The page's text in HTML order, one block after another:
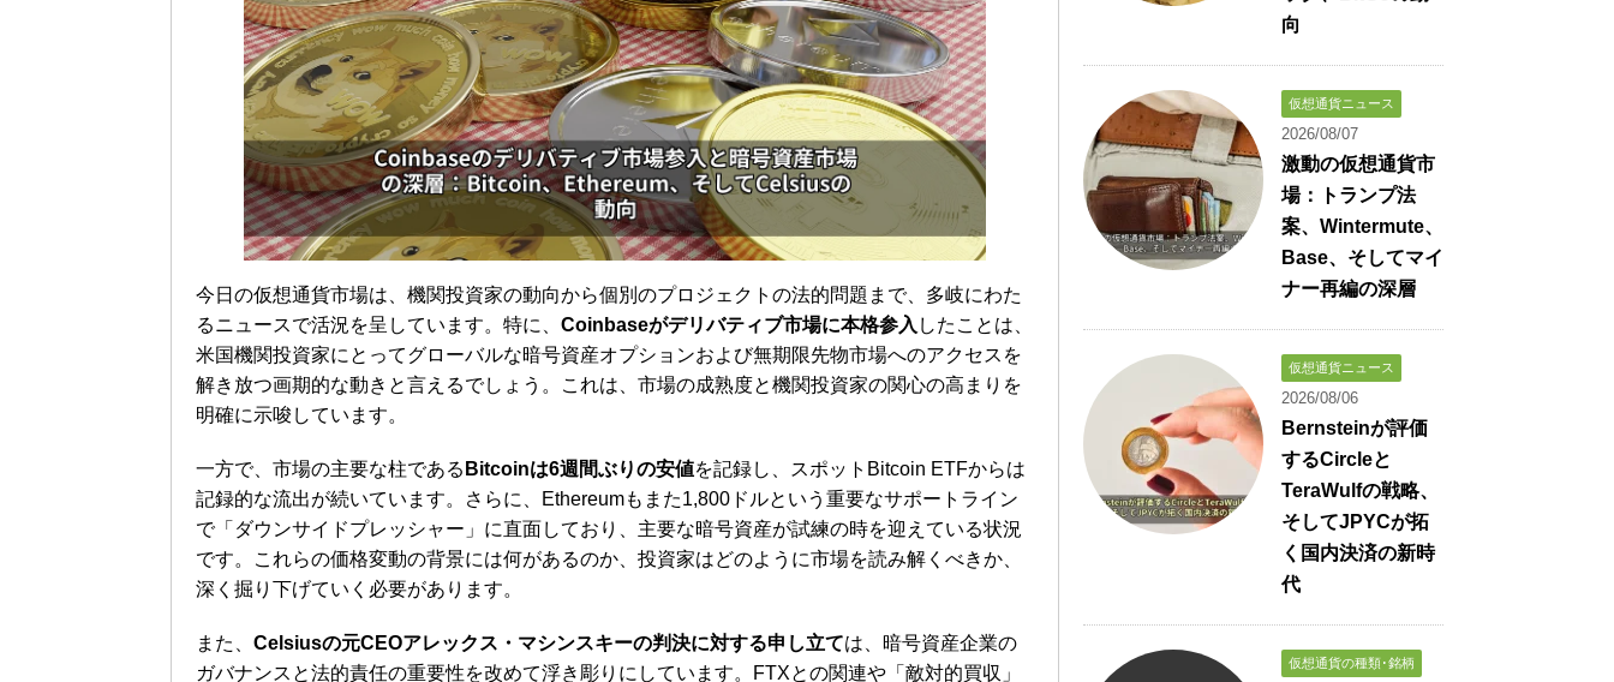
今日の仮想通貨市場は、機関投資家の動向から個別のプロジェクトの法的問題まで、多岐にわた
るニュースで活況を呈しています。特に、 Coinbaseがデリバティブ市場に本格参入 したことは、
米国機関投資家にとってグローバルな暗号資産オプションおよび無期限先物市場へのアクセスを
解き放つ画期的な動きと言えるでしょう。これは、市場の成熟度と機関投資家の関心の高まりを
明確に示唆しています。
一方で、市場の主要な柱である Bitcoinは6週間ぶりの安値を記録し、スポットBitcoin ETFからは
記録的な流出が続いています。さらに、Ethereumもまた1,800ドルという重要なサポートライン
で「ダウンサイドプレッシャー」に直面しており、主要な暗号資産が試練の時を迎えている状況
です。これらの価格変動の背景には何があるのか、投資家はどのように市場を読み解くべきか、
深く掘り下げていく必要があります。
また、 Celsiusの元CEOアレックス・マシンスキーの判決に対する申し立ては、暗号資産企業の
ガバナンスと法的責任の重要性を改めて浮き彫りにしています。FTXとの関連や「敵対的買収」
向
仮想通貨ニュース
2026/08/07
激動の仮想通貨市
場：トランプ法
案、Wintermute、
Base、そしてマイ
ナー再編の深層
仮想通貨ニュース
2026/08/06
Bernsteinが評価
するCircleと
TeraWulfの戦略、
そしてJPYCが拓
く国内決済の新時
代
仮想通貨の種類･銘柄